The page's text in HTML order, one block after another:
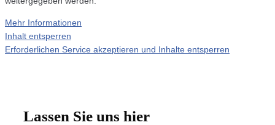
Mehr Informationen
Inhalt entsperren
Erforderlichen Service akzeptieren und Inhalte entsperren
Lassen Sie uns hier